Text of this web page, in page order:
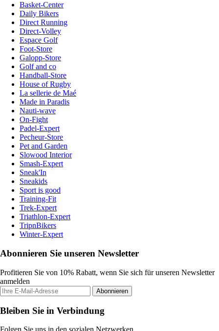
Basket-Center
Daily Bikers
Direct Running
Direct-Volley
Espace Golf
Foot-Store
Galopp-Store
Golf and co
Handball-Store
House of Rugby
La sellerie de Maé
Made in Paradis
Nauti-wave
On-Fight
Padel-Expert
Pecheur-Store
Pet and Garden
Slowood Interior
Smash-Expert
Sneak'In
Sneakids
Sport is good
Training-Fit
Trek-Expert
Triathlon-Expert
TripnBikers
Winter-Expert
Abonnieren Sie unseren Newsletter
Profitieren Sie von 10% Rabatt, wenn Sie sich für unseren Newsletter
anmelden
Abonnieren
Bleiben Sie in Verbindung